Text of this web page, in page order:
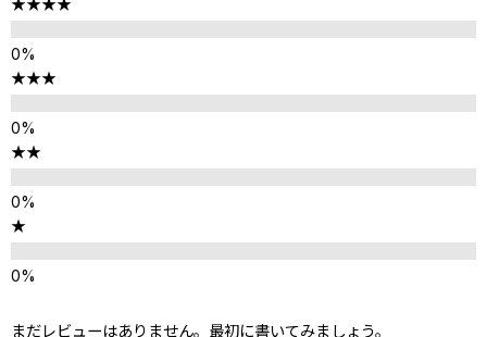
★★★★
★★★
★★
★
まだレビューはありません。最初に書いてみましょう。